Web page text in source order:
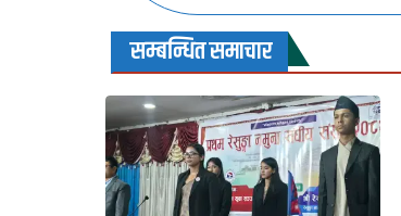
सम्बन्धित समाचार